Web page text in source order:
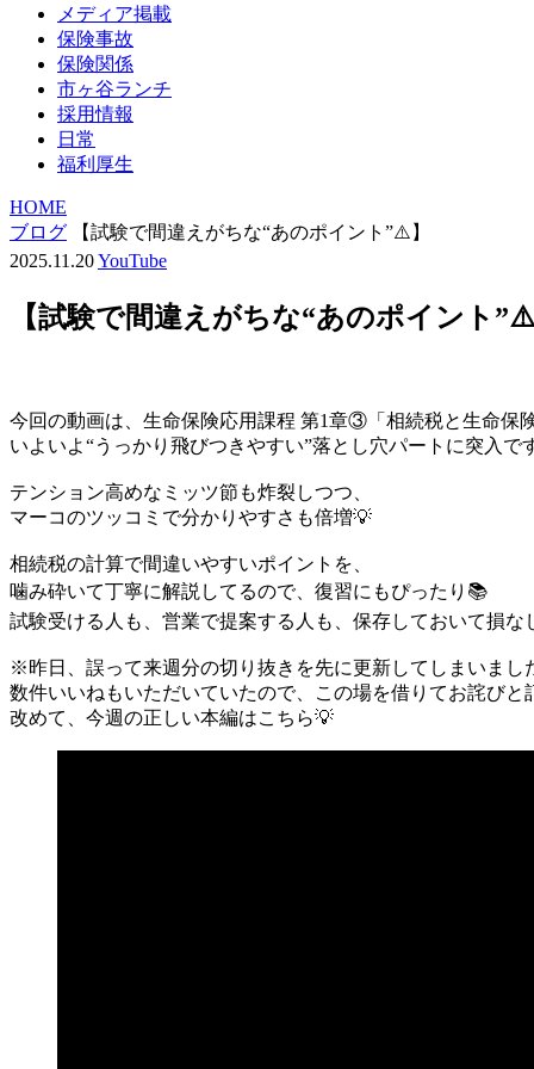
メディア掲載
保険事故
保険関係
市ヶ谷ランチ
採用情報
日常
福利厚生
HOME
ブログ
【試験で間違えがちな“あのポイント”⚠️】
2025.11.20YouTube
【試験で間違えがちな“あのポイント”⚠️
今回の動画は、生命保険応用課程 第1章③「相続税と生命保
いよいよ“うっかり飛びつきやすい”落とし穴パートに突入で
テンション高めなミッツ節も炸裂しつつ、
マーコのツッコミで分かりやすさも倍増💡
相続税の計算で間違いやすいポイントを、
噛み砕いて丁寧に解説してるので、復習にもぴったり📚
試験受ける人も、営業で提案する人も、保存しておいて損な
※昨日、誤って来週分の切り抜きを先に更新してしまいまし
数件いいねもいただいていたので、この場を借りてお詫びと
改めて、今週の正しい本編はこちら💡